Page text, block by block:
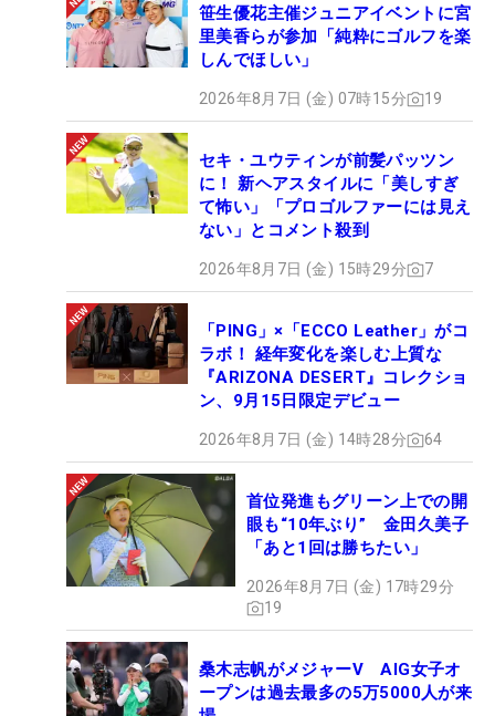
笹生優花主催ジュニアイベントに宮
里美香らが参加「純粋にゴルフを楽
しんでほしい」
2026年8月7日 (金) 07時15分 19
セキ・ユウティンが前髪パッツン
に！ 新ヘアスタイルに「美しすぎ
て怖い」「プロゴルファーには見え
ない」とコメント殺到
2026年8月7日 (金) 15時29分 7
「PING」×「ECCO Leather」がコ
ラボ！ 経年変化を楽しむ上質な
『ARIZONA DESERT』コレクショ
ン、9月15日限定デビュー
2026年8月7日 (金) 14時28分 64
首位発進もグリーン上での開
眼も“10年ぶり” 金田久美子
「あと1回は勝ちたい」
2026年8月7日 (金) 17時29分
19
桑木志帆がメジャーV AIG女子オ
ープンは過去最多の5万5000人が来